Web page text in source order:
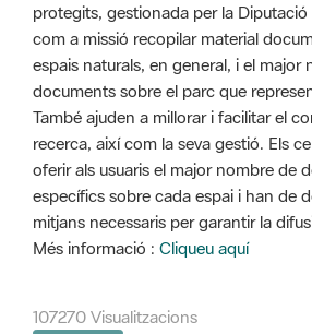
protegits, gestionada per la
com a missió recopilar material
espais naturals, en general, i el major
documents sobre el parc que
També ajuden a millorar i facilitar el
recerca, així com la seva gestió. Els
oferir als usuaris el major nombre de
específics sobre cada espai i han de
mitjans necessaris per garantir la
Més informació : Cliqueu aquí
107270 Visualitzacions